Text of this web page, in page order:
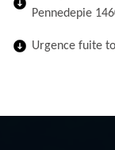
Pennedepie
Urgence fuite